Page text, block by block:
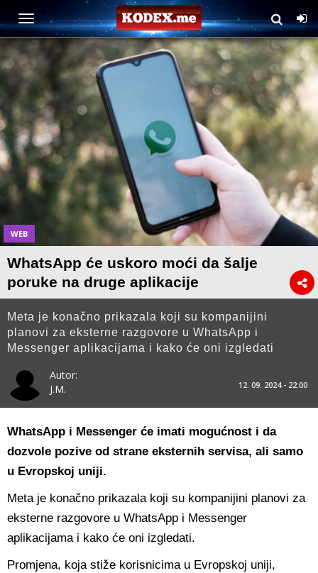
WEB
WhatsApp će uskoro moći da šalje
poruke na druge aplikacije
Meta je konačno prikazala koji su kompanijini
planovi za eksterne razgovore u WhatsApp i
Messenger aplikacijama i kako će oni izgledati
Autor:
J.M.
12. 09. 2024 - 22:00
WhatsApp i Messenger će imati mogućnost i da
dozvole pozive od strane eksternih servisa, ali samo
u Evropskoj uniji.
Meta je konačno prikazala koji su kompanijini planovi za
eksterne razgovore u WhatsApp i Messenger
aplikacijama i kako će oni izgledati.
Promjena, koja stiže korisnicima u Evropskoj uniji,